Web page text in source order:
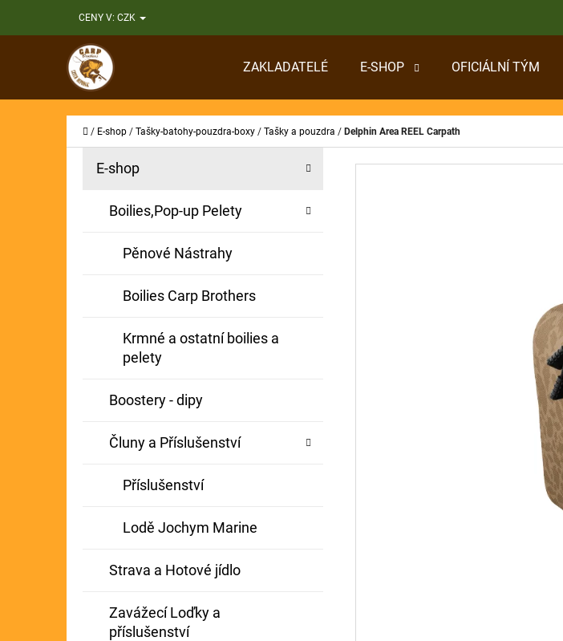
na
CENY V: CZK
ZAKLADATELÉ E-SHOP OFICIÁLNÍ TÝM
Domů
/ E-shop / Tašky-batohy-pouzdra-boxy / Tašky a pouzdra / Delphin Area REEL Carpath
Přeskočit
E-shop
Boilies,Pop-up Pelety
Pěnové Nástrahy
Boilies Carp Brothers
Krmné a ostatní boilies a
pelety
Boostery - dipy
Čluny a Příslušenství
Příslušenství
Lodě Jochym Marine
Strava a Hotové jídlo
Zavážecí Loďky a
příslušenství
O
Í
Zpět
do
obchodu
Zpět
do
obchodu
CO POTŘEBUJETE
BOILIE RIG PLUS 25LB
Původně: 79 Kč